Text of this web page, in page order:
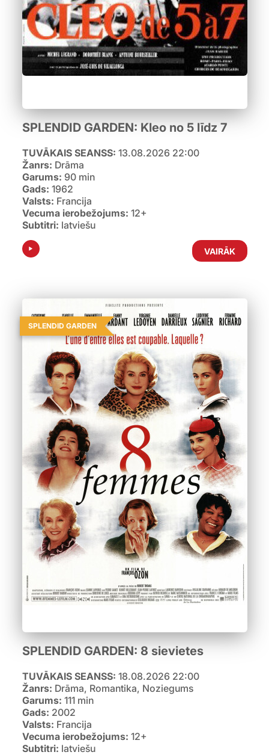
SPLENDID GARDEN: Kleo no 5 līdz 7
TUVĀKAIS SEANSS: 13.08.2026 22:00
Žanrs: Drāma
Garums: 90 min
Gads: 1962
Valsts: Francija
Vecuma ierobežojums: 12+
Subtitri: latviešu
VAIRĀK
SPLENDID GARDEN
SPLENDID GARDEN: 8 sievietes
TUVĀKAIS SEANSS: 18.08.2026 22:00
Žanrs: Drāma, Romantika, Noziegums
Garums: 111 min
Gads: 2002
Valsts: Francija
Vecuma ierobežojums: 12+
Subtitri: latviešu